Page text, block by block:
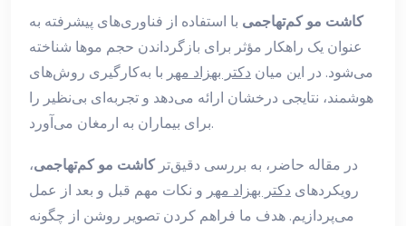
کاشت مو کم‌تهاجمی با استفاده از فناوری‌های پیشرفته به
عنوان یک راهکار مؤثر برای بازگرداندن حجم موها شناخته
می‌شود. در این میان دکتر بهزاد مهر با به‌کارگیری روش‌های
هوشمند، نتایجی درخشان ارائه می‌دهد و تجربه‌ای بی‌نظیر را
برای بیماران به ارمغان می‌آورد.
در مقاله حاضر، به بررسی دقیق‌ترکاشت مو کم‌تهاجمی،
رویکردهای دکتر بهزاد مهر و نکات مهم قبل و بعد از عمل
می‌پردازیم. هدف ما فراهم کردن تصویر روشن از چگونه